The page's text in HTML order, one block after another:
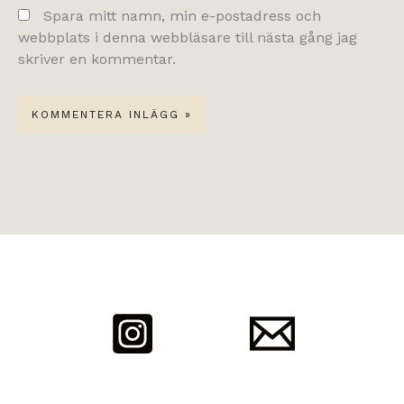
Spara mitt namn, min e-postadress och
webbplats i denna webbläsare till nästa gång jag
skriver en kommentar.